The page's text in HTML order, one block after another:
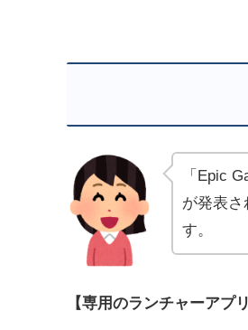
「Epic
が発表さ
す。
【専用のランチャーアプ